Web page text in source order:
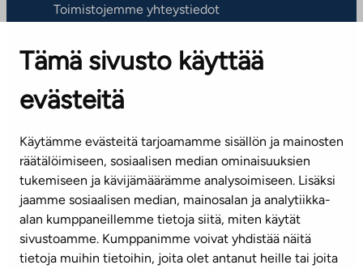
Tämä sivusto käyttää
evästeitä
Käytämme evästeitä tarjoamamme sisällön ja mainosten
räätälöimiseen, sosiaalisen median ominaisuuksien
tukemiseen ja kävijämäärämme analysoimiseen. Lisäksi
jaamme sosiaalisen median, mainosalan ja analytiikka-
alan kumppaneillemme tietoja siitä, miten käytät
sivustoamme. Kumppanimme voivat yhdistää näitä
tietoja muihin tietoihin, joita olet antanut heille tai joita
Toimistojemme yhteystiedot
ASIAKASPALVELUKESKUS
Puh. 045 7734 3777
(arkisin klo 8-16)
info@ta.fi
Tilaa uutiskirje
Mediapankki